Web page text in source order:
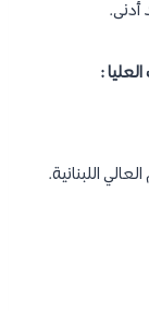
:
اللبنانية.